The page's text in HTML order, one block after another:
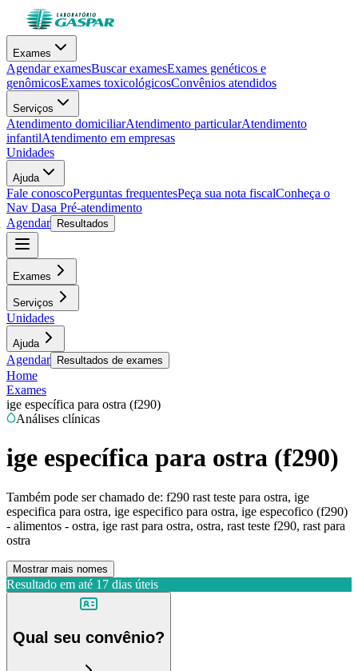
Exames
Agendar examesBuscar examesExames genéticos e
genômicosExames toxicológicosConvênios atendidos
Serviços
Atendimento domiciliarAtendimento particularAtendimento
infantilAtendimento em empresas
Unidades
Ajuda
Fale conoscoPerguntas frequentesPeça sua nota fiscalConheça o
Nav Dasa Pré-atendimento
Agendar
Resultados
Exames
Serviços
Unidades
Ajuda
Agendar Resultados de exames
Home
Exames
ige específica para ostra (f290)
Análises clínicas
ige específica para ostra (f290)
Também pode ser chamado de: f290 rast teste para ostra, ige
especifica para ostra, ige especifico para ostra, ige especofico (f290)
- alimentos - ostra, ige rast para ostra, ostra, rast teste f290, rast para
ostra
Mostrar mais nomes
Resultado em até 17 dias úteis
Qual seu convênio?